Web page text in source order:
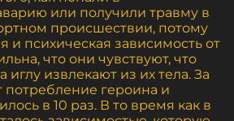
или получили травму в
происшествии, потому
и психическая зависимость от
что они чувствуют, что
иглу извлекают из их тела. За
потребление героина и
в 10 раз. В то время как в